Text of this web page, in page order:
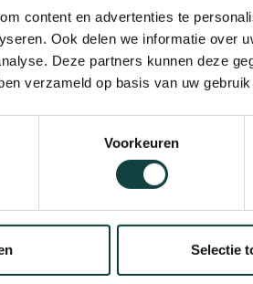
content en advertenties te
Ook delen we informatie over
Deze partners kunnen deze
verzameld op basis van uw
Voorkeuren
Selectie
renovatie
precies in?
of aluminium onderdelen
zorgt voor minder onderhoud,
ten opzichte van hout?